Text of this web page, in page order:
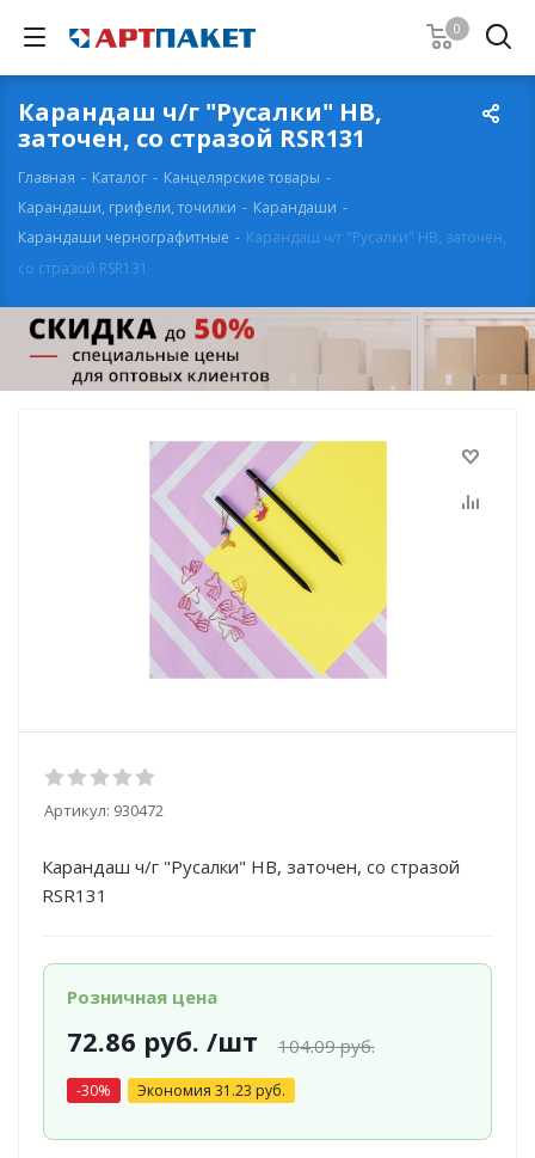
0
Карандаш ч/г "Русалки" HB,
заточен, со стразой RSR131
Главная - Каталог - Канцелярские товары -
Карандаши, грифели, точилки - Карандаши -
Карандаши чернографитные - Карандаш ч/г "Русалки" HB, заточен,
со стразой RSR131
Артикул: 930472
Карандаш ч/г "Русалки" HB, заточен, со стразой
RSR131
Розничная цена
72.86 руб. /шт 104.09руб.
-30% Экономия 31.23 руб.